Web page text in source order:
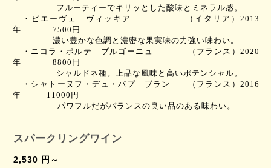
フルーティーでキリッとした酸味とミネラル感。
・ピエーヴェ ヴィッキア
（イタリア） 2013
年
7500 円
濃い豊かな色調と濃密な果実味の力強い味わい。
・ニコラ・ポルテ ブルゴーニュ
（フランス）2020
年
8800 円
シャルドネ種。上品な風味と高いポテンシャル。
・シャトーヌフ・デュ・パプ ブラン
（フランス）2016
年
11000 円
パワフルだがバランスの良い品のある味わい。
スパークリングワイン
2,530 円～